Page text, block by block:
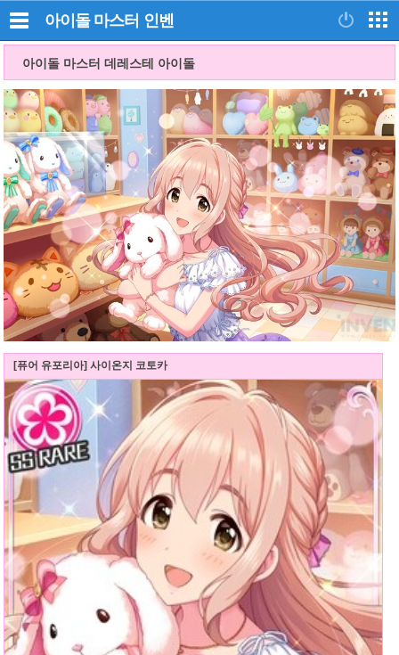
아이돌 마스터 인벤
아이돌 마스터 데레스테 아이돌
[퓨어 유포리아] 사이온지 코토카